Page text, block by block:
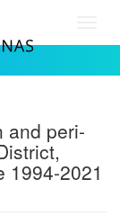
and peri-
1994-2021